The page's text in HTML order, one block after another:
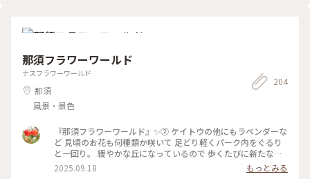
那須フラワーワールド
ナスフラワーワールド
那須
風景・景色
204
『那須フラワーワールド』✨② ケイトウの他にもラベンダーな
ど 見頃のお花も何種類か咲いて 足どり軽くパーク内をぐるり
と一回り。 緩やかな丘になっているので 歩くたびに新たな景
色に出会え、感動が止まりません✨ 2年前に登った、茶臼岳も
綺麗に見えてましたが 帰る頃には雲の中へ。。☁️ 早起きして
2025.09.18
もっとみる